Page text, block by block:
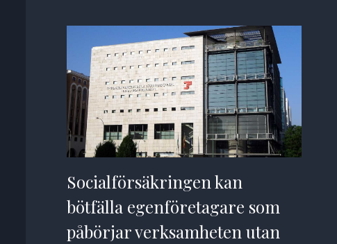
Socialförsäkringen kan
bötfälla egenföretagare som
påbörjar verksamheten utan